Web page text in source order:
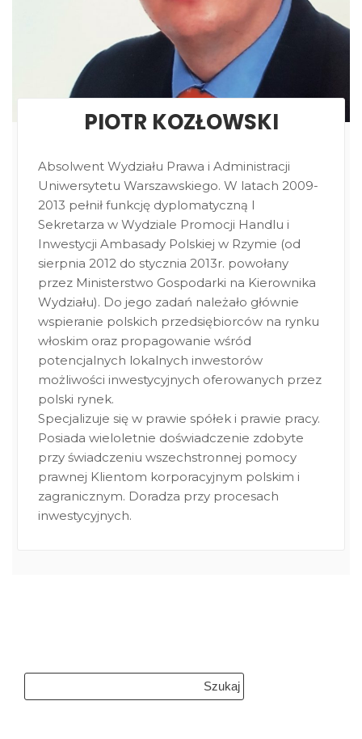
PIOTR KOZŁOWSKI
Absolwent Wydziału Prawa i Administracji
Uniwersytetu Warszawskiego. W latach 2009-
2013 pełnił funkcję dyplomatyczną I
Sekretarza w Wydziale Promocji Handlu i
Inwestycji Ambasady Polskiej w Rzymie (od
sierpnia 2012 do stycznia 2013r. powołany
przez Ministerstwo Gospodarki na Kierownika
Wydziału). Do jego zadań należało głównie
wspieranie polskich przedsiębiorców na rynku
włoskim oraz propagowanie wśród
potencjalnych lokalnych inwestorów
możliwości inwestycyjnych oferowanych przez
polski rynek.
Specjalizuje się w prawie spółek i prawie pracy.
Posiada wieloletnie doświadczenie zdobyte
przy świadczeniu wszechstronnej pomocy
prawnej Klientom korporacyjnym polskim i
zagranicznym. Doradza przy procesach
inwestycyjnych.